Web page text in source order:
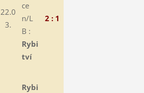
22.0
3.
ce
n/L
B :
Rybi
tví
2 : 1
Rybi